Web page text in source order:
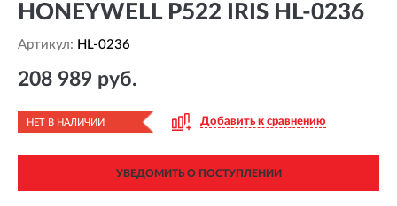
HONEYWELL P522 IRIS HL-0236
Артикул: HL-0236
208 989 руб.
НЕТ В НАЛИЧИИ Добавить к сравнению
УВЕДОМИТЬ О ПОСТУПЛЕНИИ